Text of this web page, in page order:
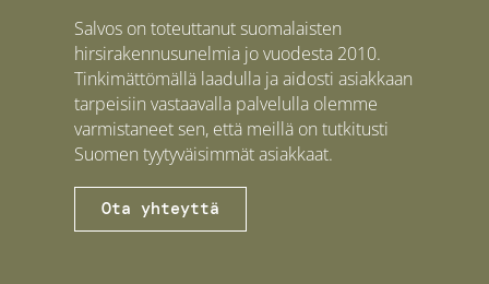
Salvos on toteuttanut suomalaisten
hirsirakennusunelmia jo vuodesta 2010.
Tinkimättömällä laadulla ja aidosti asiakkaan
tarpeisiin vastaavalla palvelulla olemme
varmistaneet sen, että meillä on tutkitusti
Suomen tyytyväisimmät asiakkaat.
Ota yhteyttä